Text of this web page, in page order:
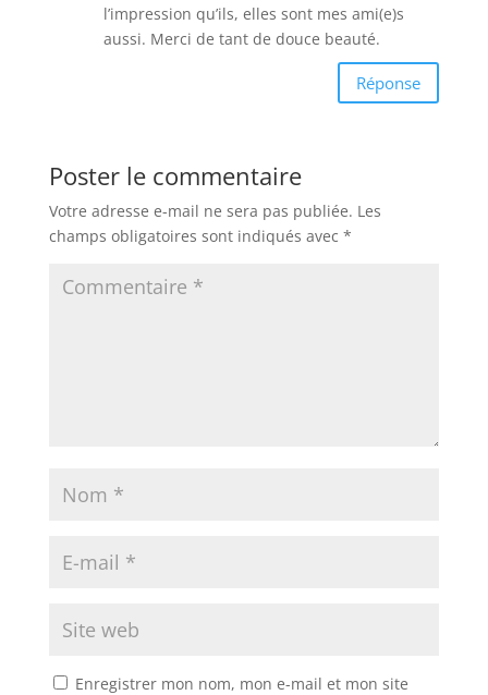
l’impression qu’ils, elles sont mes ami(e)s
aussi. Merci de tant de douce beauté.
Réponse
Poster le commentaire
Votre adresse e-mail ne sera pas publiée. Les
champs obligatoires sont indiqués avec *
Enregistrer mon nom, mon e-mail et mon site